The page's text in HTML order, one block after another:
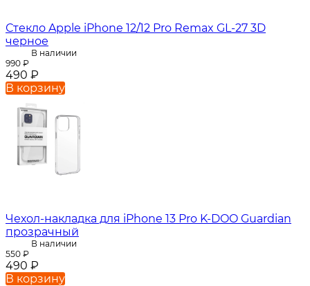
Стекло Apple iPhone 12/12 Pro Remax GL-27 3D
черное
В наличии
990 ₽
490 ₽
В корзину
Чехол-накладка для iPhone 13 Pro K-DOO Guardian
прозрачный
В наличии
550 ₽
490 ₽
В корзину